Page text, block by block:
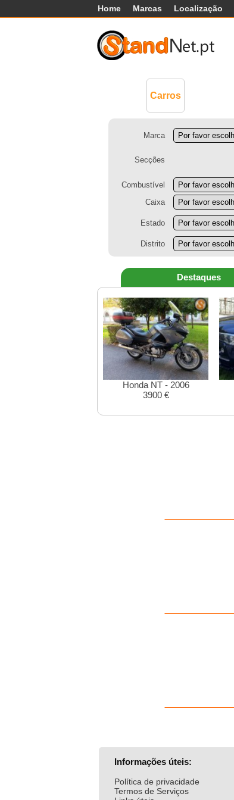
Home Marcas Localização
Carros
Marca
Secções
Combustível
Caixa
Estado
Distrito
Destaques
Honda NT - 2006
3900 €
Informações úteis:
Política de privacidade
Termos de Serviços